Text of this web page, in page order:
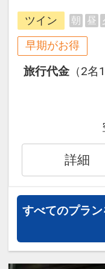
ショッピング
リーナも徒歩
早期予約限定
※本プランは
す。２０日
こどもの内訳
設定期間：
インターネッ
ツイン 朝 昼
早期がお得
旅行代金 （2
詳細
すべてのプラ